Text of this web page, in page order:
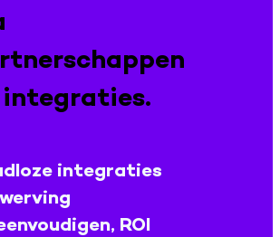
integraties.
integraties
ROI